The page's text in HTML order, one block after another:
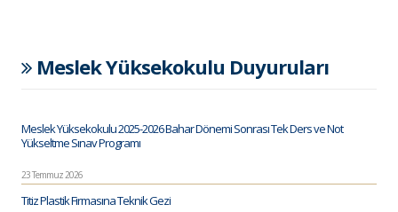
Meslek Yüksekokulu Duyuruları
Meslek Yüksekokulu 2025-2026 Bahar Dönemi Sonrası Tek Ders ve Not
Yükseltme Sınav Programı
23 Temmuz 2026
Titiz Plastik Firmasına Teknik Gezi